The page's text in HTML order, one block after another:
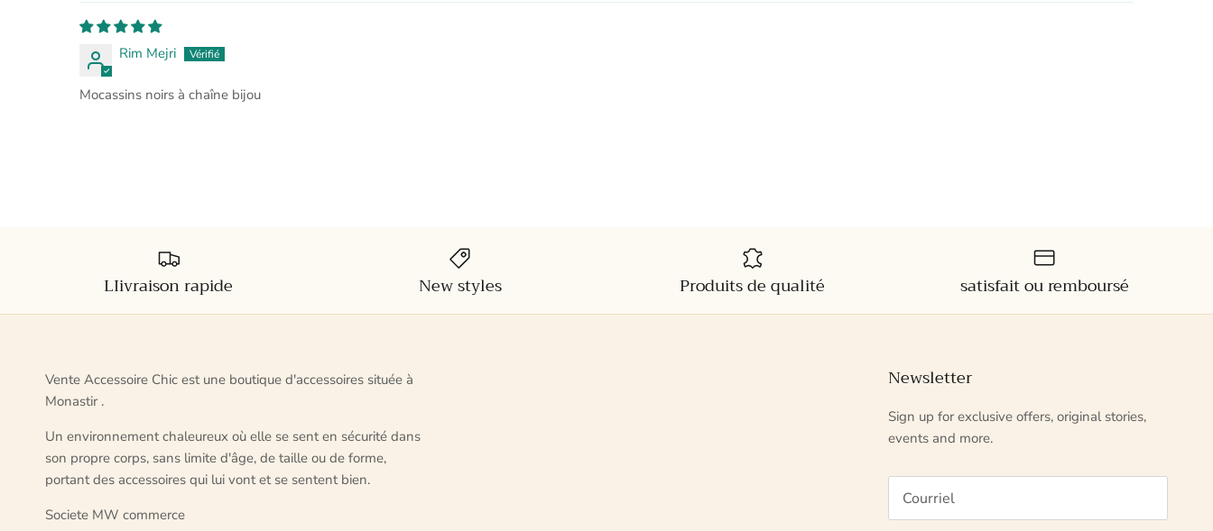
Rim Mejri
Mocassins noirs à chaîne bijou
LIivraison rapide New styles Produits de qualité satisfait ou remboursé
Vente Accessoire Chic est une boutique d'accessoires située à
Monastir .
Un environnement chaleureux où elle se sent en sécurité dans
son propre corps, sans limite d'âge, de taille ou de forme,
portant des accessoires qui lui vont et se sentent bien.
Societe MW commerce
Newsletter
Sign up for exclusive offers, original stories,
events and more.